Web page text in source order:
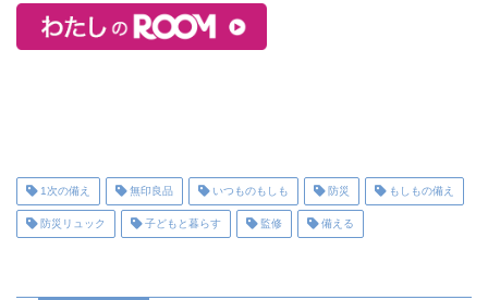
1次の備え 無印良品 いつものもしも 防災 もしもの備え
防災リュック 子どもと暮らす 監修 備える